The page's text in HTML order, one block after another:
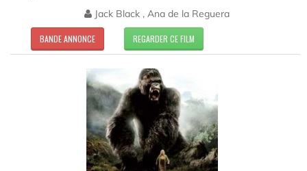
Jack Black , Ana de la Reguera
BANDE ANNONCE REGARDER CE FILM